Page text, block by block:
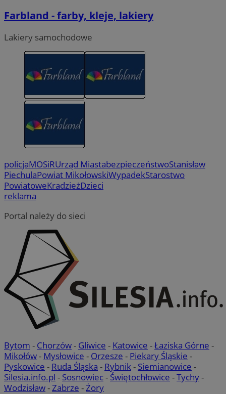
Farbland - farby, kleje, lakiery
Lakiery samochodowe
policjaMOSiRUrząd MiastabezpieczeństwoStanisław
PiechulaPowiat MikołowskiWypadekStarostwo
PowiatoweKradzieżDzieci
reklama
Portal należy do sieci
Bytom - Chorzów- Gliwice - Katowice -Łaziska Górne -
Mikołów- Mysłowice - Orzesze - Piekary Śląskie -
Pyskowice - Ruda Śląska - Rybnik- Siemianowice -
Silesia.info.pl - Sosnowiec- Świętochłowice -Tychy-
Wodzisław-Zabrze -Żory